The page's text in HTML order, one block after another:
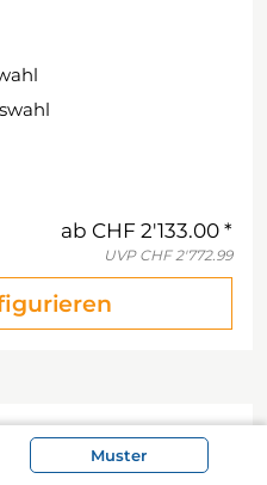
ab CHF 2'133.00
UVP CHF 2'772.99
Muster